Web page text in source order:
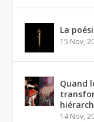
La
15 Nov,
Quand
14 Nov,